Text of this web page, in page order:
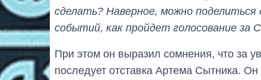
сделать? Наверное, можно
событий, как пройдет голосование за
При этом он выразил сомнения, что за
последует отставка Артема Сытника.